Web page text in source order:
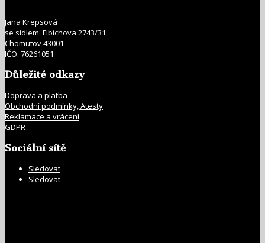
Jana Krepsová
se sídlem: Fibichova 2743/31
Chomutov 43001
IČO: 76261051
Důležité odkazy
Doprava a platba
Obchodní podmínky, Atesty
Reklamace a vrácení
GDPR
Sociální sítě
Sledovat
Sledovat